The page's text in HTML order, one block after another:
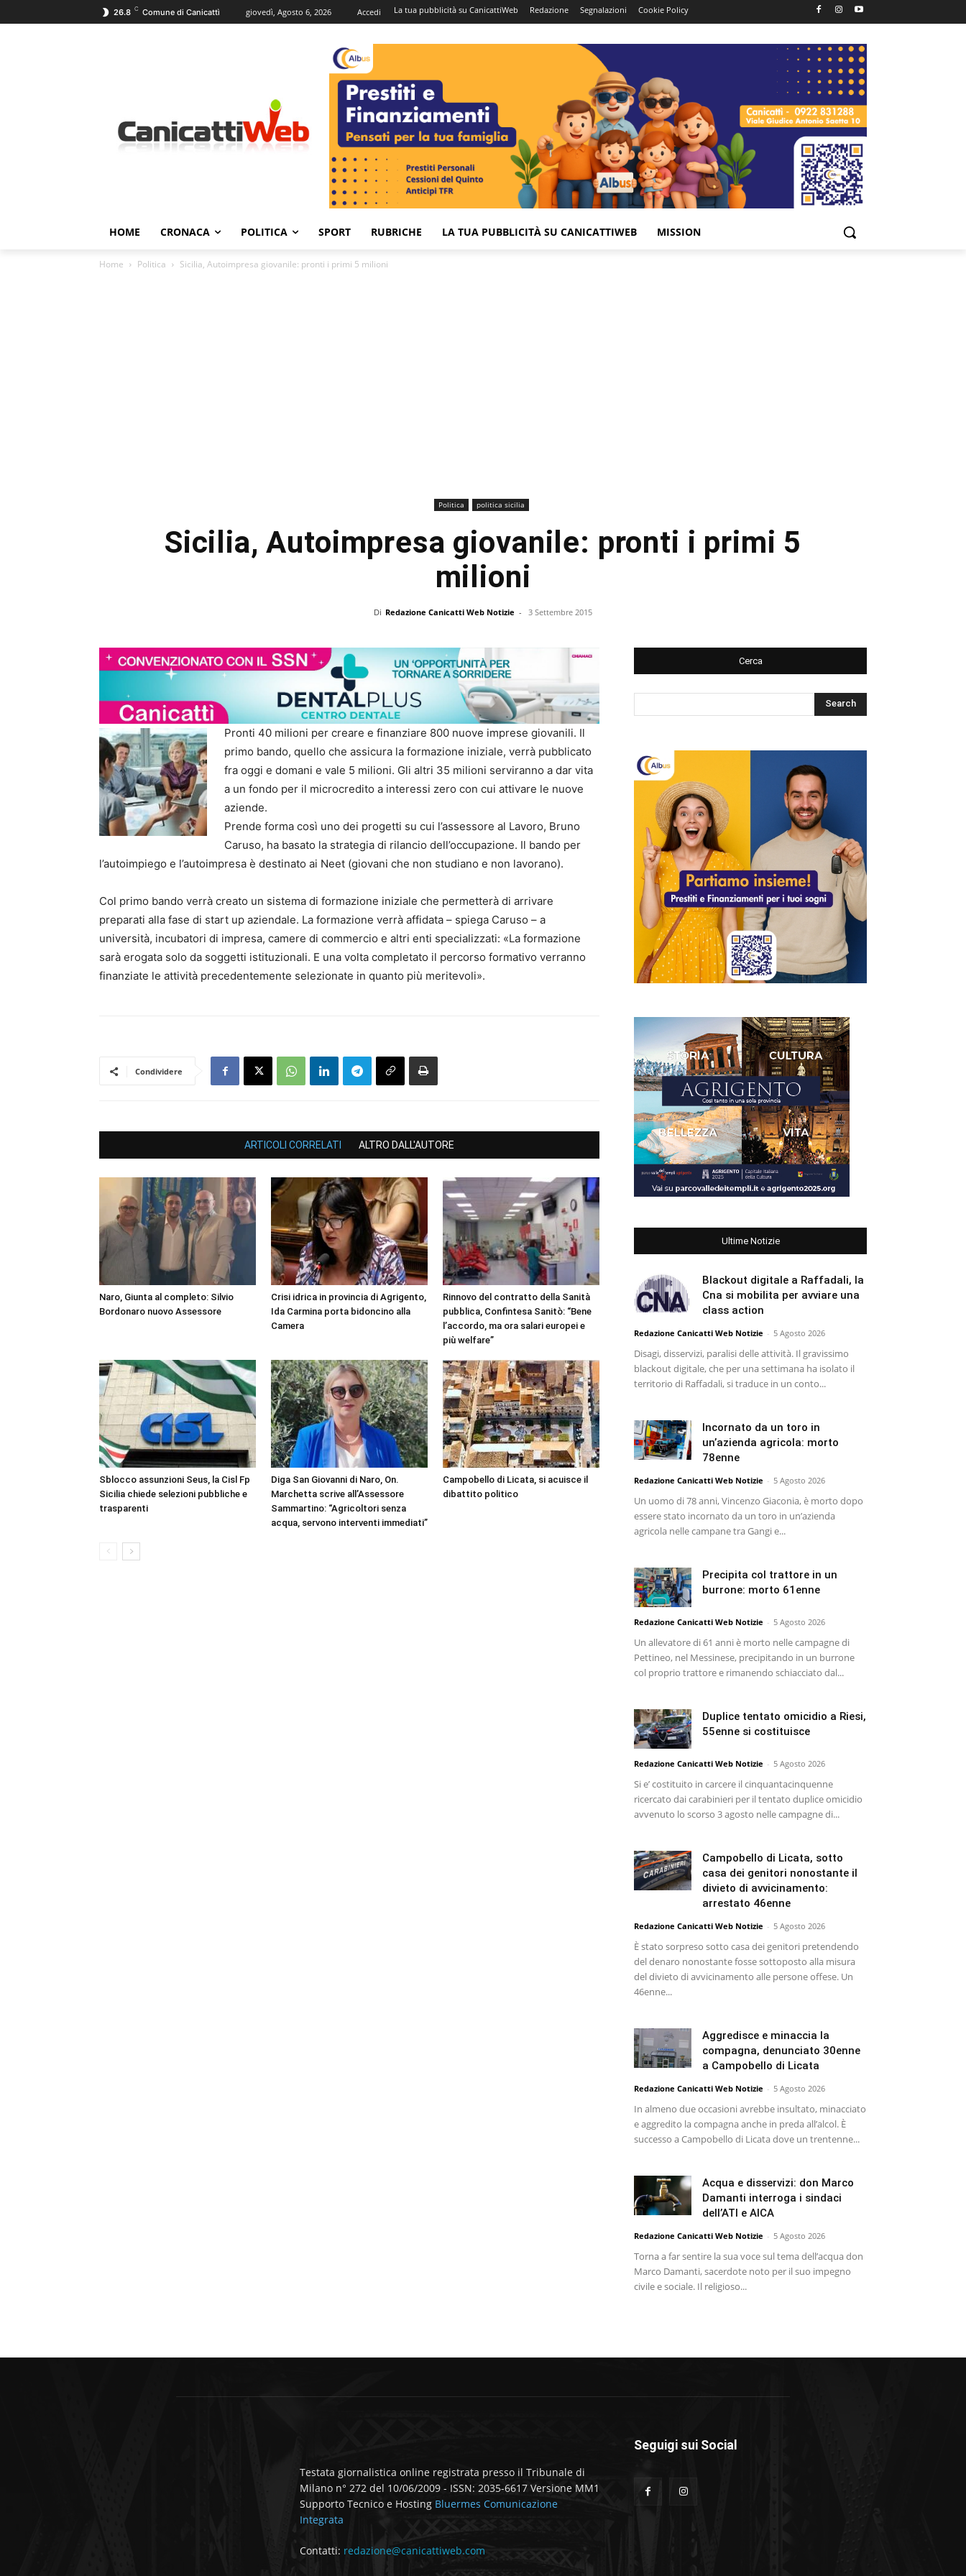
26.8 C Comune di Canicattì giovedì, Agosto 6, 2026 Accedi La tua pubblicità su CanicattiWeb Redazione Segnalazioni Cookie Policy
HOME CRONACA POLITICA SPORT RUBRICHE LA TUA PUBBLICITÀ SU CANICATTIWEB MISSION
Home Politica Sicilia, Autoimpresa giovanile: pronti i primi 5 milioni
Politica politica sicilia
Sicilia, Autoimpresa giovanile: pronti i primi 5
milioni
Di Redazione Canicatti Web Notizie - 3 Settembre 2015
Pronti 40 milioni per creare e finanziare 800 nuove imprese giovanili. Il
primo bando, quello che assicura la formazione iniziale, verrà pubblicato
fra oggi e domani e vale 5 milioni. Gli altri 35 milioni serviranno a dar vita
a un fondo per il microcredito a interessi zero con cui attivare le nuove
aziende.
Prende forma così uno dei progetti su cui l’assessore al Lavoro, Bruno
Caruso, ha basato la strategia di rilancio dell’occupazione. Il bando per
l’autoimpiego e l’autoimpresa è destinato ai Neet (giovani che non studiano e non lavorano).
Col primo bando verrà creato un sistema di formazione iniziale che permetterà di arrivare
preparati alla fase di start up aziendale. La formazione verrà affidata – spiega Caruso – a
università, incubatori di impresa, camere di commercio e altri enti specializzati: «La formazione
sarà erogata solo da soggetti istituzionali. E una volta completato il percorso formativo verranno
finanziate le attività precedentemente selezionate in quanto più meritevoli».
Condividere
ARTICOLI CORRELATI ALTRO DALL'AUTORE
Naro, Giunta al completo: Silvio
Bordonaro nuovo Assessore
Crisi idrica in provincia di Agrigento,
Ida Carmina porta bidoncino alla
Camera
Rinnovo del contratto della Sanità
pubblica, Confintesa Sanitò: “Bene
l’accordo, ma ora salari europei e
più welfare”
Sblocco assunzioni Seus, la Cisl Fp
Sicilia chiede selezioni pubbliche e
trasparenti
Diga San Giovanni di Naro, On.
Marchetta scrive all’Assessore
Sammartino: “Agricoltori senza
acqua, servono interventi immediati”
Campobello di Licata, si acuisce il
dibattito politico
Cerca
Ultime Notizie
Blackout digitale a Raffadali, la
Cna si mobilita per avviare una
class action
Redazione Canicatti Web Notizie - 5 Agosto 2026
Disagi, disservizi, paralisi delle attività. Il gravissimo
blackout digitale, che per una settimana ha isolato il
territorio di Raffadali, si traduce in un conto...
Incornato da un toro in
un’azienda agricola: morto
78enne
Redazione Canicatti Web Notizie - 5 Agosto 2026
Un uomo di 78 anni, Vincenzo Giaconia, è morto dopo
essere stato incornato da un toro in un’azienda
agricola nelle campane tra Gangi e...
Precipita col trattore in un
burrone: morto 61enne
Redazione Canicatti Web Notizie - 5 Agosto 2026
Un allevatore di 61 anni è morto nelle campagne di
Pettineo, nel Messinese, precipitando in un burrone
col proprio trattore e rimanendo schiacciato dal...
Duplice tentato omicidio a Riesi,
55enne si costituisce
Redazione Canicatti Web Notizie - 5 Agosto 2026
Si e’ costituito in carcere il cinquantacinquenne
ricercato dai carabinieri per il tentato duplice omicidio
avvenuto lo scorso 3 agosto nelle campagne di...
Campobello di Licata, sotto
casa dei genitori nonostante il
divieto di avvicinamento:
arrestato 46enne
Redazione Canicatti Web Notizie - 5 Agosto 2026
È stato sorpreso sotto casa dei genitori pretendendo
del denaro nonostante fosse sottoposto alla misura
del divieto di avvicinamento alle persone offese. Un
46enne...
Aggredisce e minaccia la
compagna, denunciato 30enne
a Campobello di Licata
Redazione Canicatti Web Notizie - 5 Agosto 2026
In almeno due occasioni avrebbe insultato, minacciato
e aggredito la compagna anche in preda all’alcol. È
successo a Campobello di Licata dove un trentenne...
Acqua e disservizi: don Marco
Damanti interroga i sindaci
dell’ATI e AICA
Redazione Canicatti Web Notizie - 5 Agosto 2026
Torna a far sentire la sua voce sul tema dell’acqua don
Marco Damanti, sacerdote noto per il suo impegno
civile e sociale. Il religioso...
Testata giornalistica online registrata presso il Tribunale di
Milano n° 272 del 10/06/2009 - ISSN: 2035-6617 Versione MM1
Supporto Tecnico e Hosting Bluermes Comunicazione
Integrata
Contatti: redazione@canicattiweb.com
Seguigi sui Social